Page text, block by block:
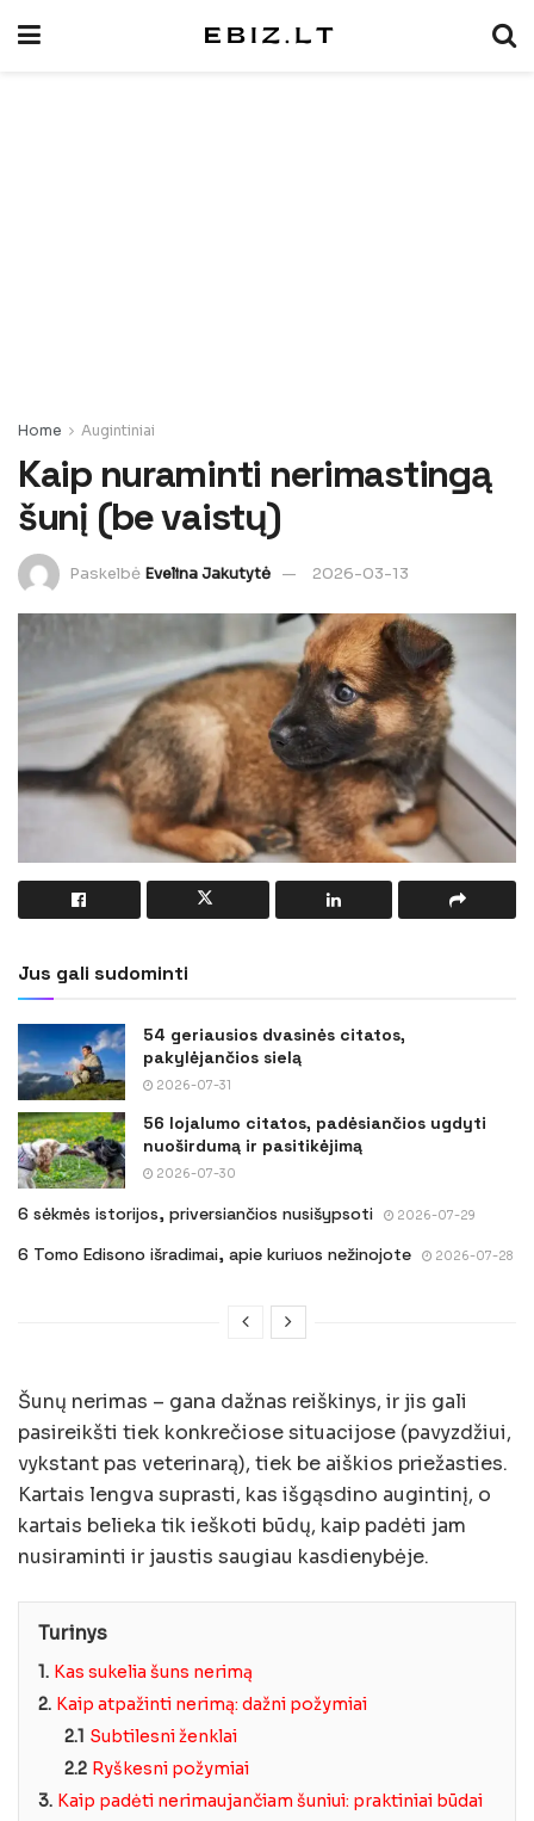
Home Augintiniai
Kaip nuraminti nerimastingą
šunį (be vaistų)
Paskelbė Evelina Jakutytė 2026-03-13
Jus gali sudominti
54 geriausios dvasinės citatos,
pakylėjančios sielą
2026-07-31
56 lojalumo citatos, padėsiančios ugdyti
nuoširdumą ir pasitikėjimą
2026-07-30
6 sėkmės istorijos, priversiančios nusišypsoti 2026-07-29
6 Tomo Edisono išradimai, apie kuriuos nežinojote 2026-07-28
Šunų nerimas – gana dažnas reiškinys, ir jis gali
pasireikšti tiek konkrečiose situacijose (pavyzdžiui,
vykstant pas veterinarą), tiek be aiškios priežasties.
Kartais lengva suprasti, kas išgąsdino augintinį, o
kartais belieka tik ieškoti būdų, kaip padėti jam
nusiraminti ir jaustis saugiau kasdienybėje.
Turinys
1. Kas sukelia šuns nerimą
2. Kaip atpažinti nerimą: dažni požymiai
2.1 Subtilesni ženklai
2.2 Ryškesni požymiai
3. Kaip padėti nerimaujančiam šuniui: praktiniai būdai